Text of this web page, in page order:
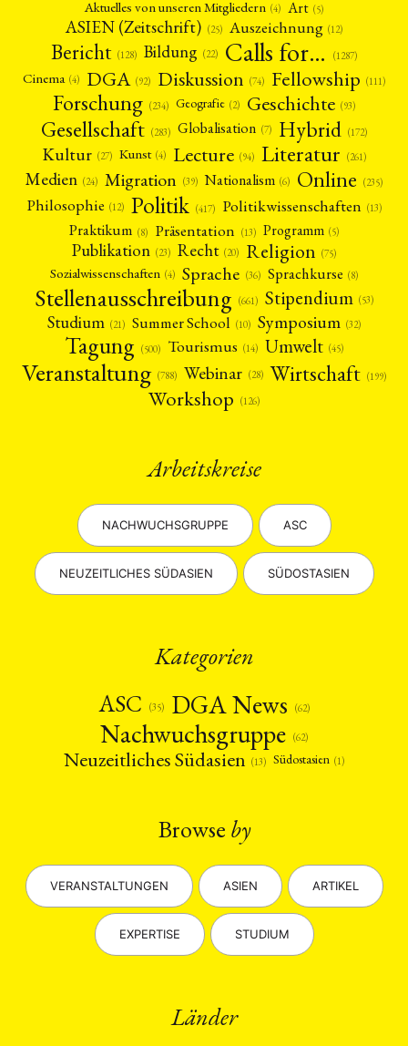
Aktuelles von unseren Mitgliedern (4) Art (5)
ASIEN (Zeitschrift) (25) Auszeichnung (12)
Bericht (128) Bildung (22) Calls for… (1287)
Cinema (4) DGA (92) Diskussion (74) Fellowship (111)
Forschung (234) Geografie (2) Geschichte (93)
Gesellschaft (283) Globalisation (7) Hybrid (172)
Kultur (27) Kunst (4) Lecture (94) Literatur (261)
Medien (24) Migration (39) Nationalism (6) Online (235)
Philosophie (12) Politik (417) Politikwissenschaften (13)
Praktikum (8) Präsentation (13) Programm (5)
Publikation (23) Recht (20) Religion (75)
Sozialwissenschaften (4) Sprache (36) Sprachkurse (8)
Stellenausschreibung (661) Stipendium (53)
Studium (21) Summer School (10) Symposium (32)
Tagung (500) Tourismus (14) Umwelt (45)
Veranstaltung (788) Webinar (28) Wirtschaft (199)
Workshop (126)
Arbeitskreise
NACHWUCHSGRUPPE ASC
NEUZEITLICHES SÜDASIEN SÜDOSTASIEN
Kategorien
ASC
(35) DGA News (62)
Nachwuchsgruppe (62)
Neuzeitliches Südasien (13) Südostasien (1)
Browse by
VERANSTALTUNGEN ASIEN ARTIKEL
EXPERTISE STUDIUM
Länder